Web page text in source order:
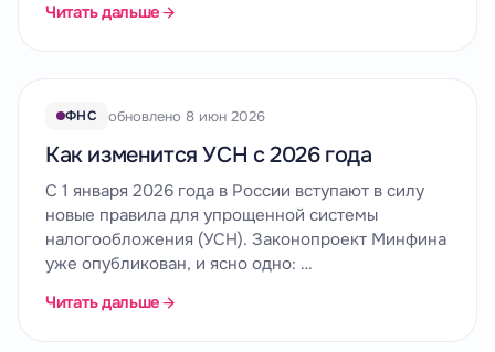
Читать дальше
ФНС обновлено 8 июн 2026
Как изменится УСН с 2026 года
С 1 января 2026 года в России вступают в силу
новые правила для упрощенной системы
налогообложения (УСН). Законопроект Минфина
уже опубликован, и ясно одно: …
Читать дальше